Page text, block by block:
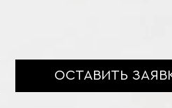
ОСТАВИТЬ